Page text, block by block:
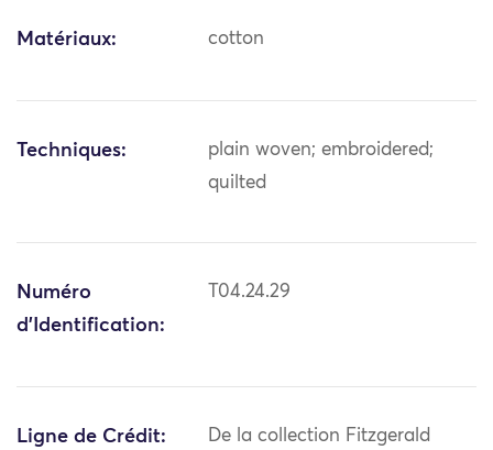
Matériaux: cotton
Techniques:
plain woven; embroidered;
quilted
Numéro
d'Identification:
T04.24.29
Ligne de Crédit: De la collection Fitzgerald